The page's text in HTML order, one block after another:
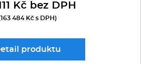
Kč bez DPH
484 Kč s DPH)
produktu